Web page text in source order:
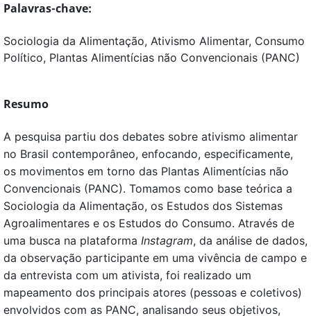
Palavras-chave:
Sociologia da Alimentação, Ativismo Alimentar, Consumo
Político, Plantas Alimentícias não Convencionais (PANC)
Resumo
A pesquisa partiu dos debates sobre ativismo alimentar
no Brasil contemporâneo, enfocando, especificamente,
os movimentos em torno das Plantas Alimentícias não
Convencionais (PANC). Tomamos como base teórica a
Sociologia da Alimentação, os Estudos dos Sistemas
Agroalimentares e os Estudos do Consumo. Através de
uma busca na plataforma Instagram, da análise de dados,
da observação participante em uma vivência de campo e
da entrevista com um ativista, foi realizado um
mapeamento dos principais atores (pessoas e coletivos)
envolvidos com as PANC, analisando seus objetivos,